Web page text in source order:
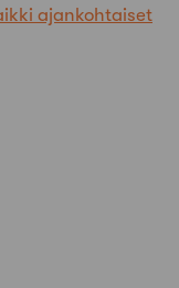
ajankohtaiset